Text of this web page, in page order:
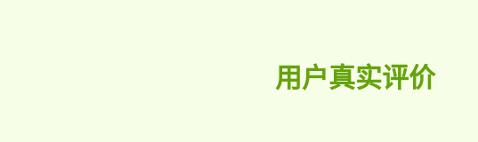
用户真实评价